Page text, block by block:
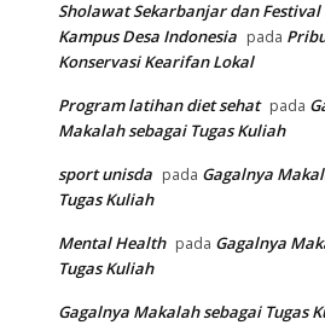
Sholawat Sekarbanjar dan
Kampus Desa Indonesia pada
Konservasi Kearifan Lokal
Program latihan diet sehat pada
Makalah sebagai Tugas Kuliah
sport unisda pada Gagalnya
Tugas Kuliah
Mental Health pada Gagalnya
Tugas Kuliah
Gagalnya Makalah sebagai Tugas